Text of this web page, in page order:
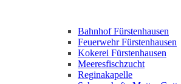
Bahnhof Fürstenhausen
Feuerwehr Fürstenhausen
Kokerei Fürstenhausen
Meeresfischzucht
Reginakapelle